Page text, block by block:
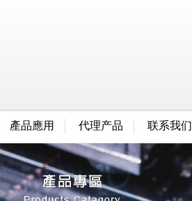
產品應用 代理产品 联系我们